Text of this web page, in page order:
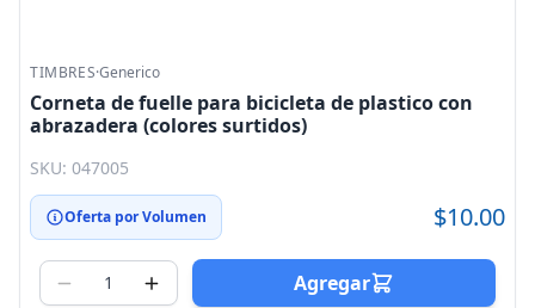
TIMBRES·Generico
Corneta de fuelle para bicicleta de plastico con
abrazadera (colores surtidos)
SKU: 047005
Oferta por Volumen $10.00
Agregar